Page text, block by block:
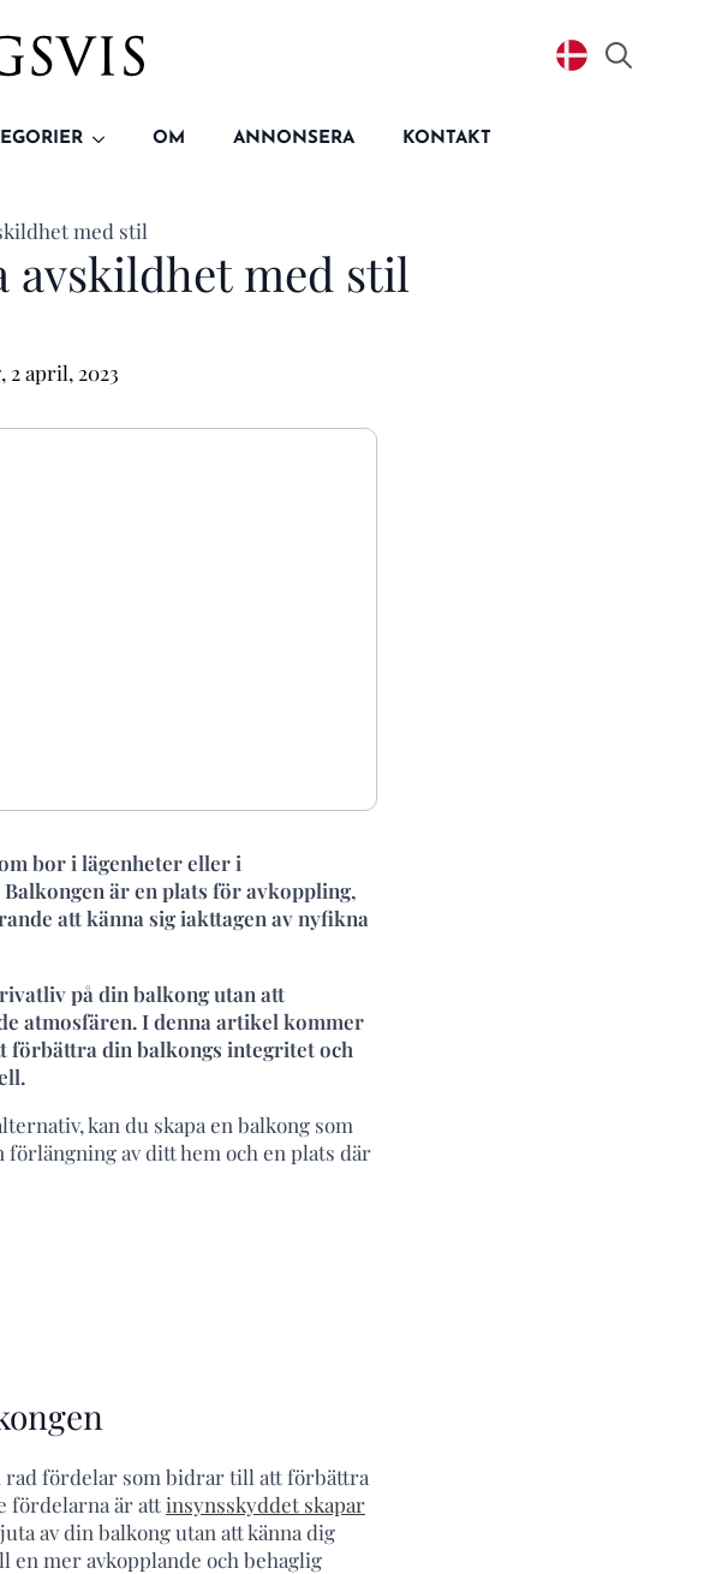
OM ANNONSERA KONTAKT
avskildhet med stil
2 april, 2023
bor i lägenheter eller i
är en plats för avkoppling,
att känna sig iakttagen av nyfikna
på din balkong utan att
atmosfären. I denna artikel kommer
förbättra din balkongs integritet och
kan du skapa en balkong som
av ditt hem och en plats där
rad fördelar som bidrar till att förbättra
fördelarna är attinsynsskyddet skapar
av din balkong utan att känna dig
mer avkopplande och behaglig